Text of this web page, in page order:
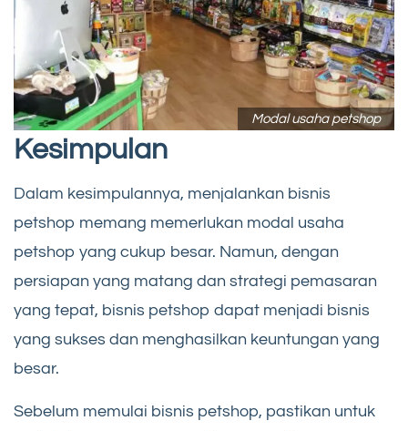
Modal usaha petshop
Kesimpulan
Dalam kesimpulannya, menjalankan bisnis
petshop memang memerlukan modal usaha
petshop yang cukup besar. Namun, dengan
persiapan yang matang dan strategi pemasaran
yang tepat, bisnis petshop dapat menjadi bisnis
yang sukses dan menghasilkan keuntungan yang
besar.
Sebelum memulai bisnis petshop, pastikan untuk